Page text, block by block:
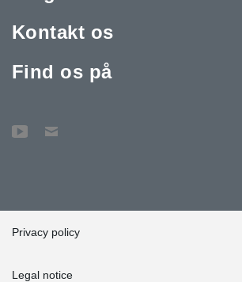
Kontakt os
Find os på
Privacy policy
Legal notice